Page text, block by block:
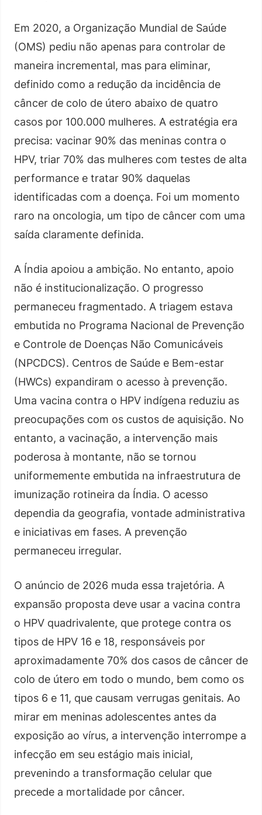
Em 2020, a Organização Mundial de Saúde
(OMS) pediu não apenas para controlar de
maneira incremental, mas para eliminar,
definido como a redução da incidência de
câncer de colo de útero abaixo de quatro
casos por 100.000 mulheres. A estratégia era
precisa: vacinar 90% das meninas contra o
HPV, triar 70% das mulheres com testes de alta
performance e tratar 90% daquelas
identificadas com a doença. Foi um momento
raro na oncologia, um tipo de câncer com uma
saída claramente definida.
A Índia apoiou a ambição. No entanto, apoio
não é institucionalização. O progresso
permaneceu fragmentado. A triagem estava
embutida no Programa Nacional de Prevenção
e Controle de Doenças Não Comunicáveis
(NPCDCS). Centros de Saúde e Bem-estar
(HWCs) expandiram o acesso à prevenção.
Uma vacina contra o HPV indígena reduziu as
preocupações com os custos de aquisição. No
entanto, a vacinação, a intervenção mais
poderosa à montante, não se tornou
uniformemente embutida na infraestrutura de
imunização rotineira da Índia. O acesso
dependia da geografia, vontade administrativa
e iniciativas em fases. A prevenção
permaneceu irregular.
O anúncio de 2026 muda essa trajetória. A
expansão proposta deve usar a vacina contra
o HPV quadrivalente, que protege contra os
tipos de HPV 16 e 18, responsáveis por
aproximadamente 70% dos casos de câncer de
colo de útero em todo o mundo, bem como os
tipos 6 e 11, que causam verrugas genitais. Ao
mirar em meninas adolescentes antes da
exposição ao vírus, a intervenção interrompe a
infecção em seu estágio mais inicial,
prevenindo a transformação celular que
precede a mortalidade por câncer.